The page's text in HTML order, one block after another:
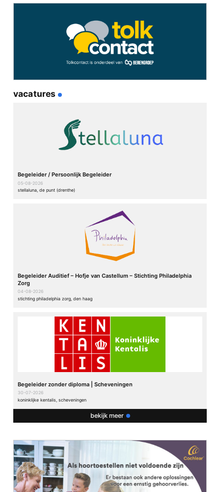
gissen wat het verschil is tussen horen via zo’n
dierenhoorn) of via een gehoorapparaat. Dat verschil was
vroeger (zeg jaren 60-90) trouwens veel groter.
geef een reactie
Je e-mailadres wordt niet gepubliceerd.
vacatures
Begeleider / Persoonlijk Begeleider
05-08-2026
stellaluna, de punt (drenthe)
Begeleider Auditief – Hofje van Castellum – Stichting Philadelphia
Zorg
04-08-2026
stichting philadelphia zorg, den haag
Begeleider zonder diploma | Scheveningen
30-07-2026
koninklijke kentalis, scheveningen
bekijk meer